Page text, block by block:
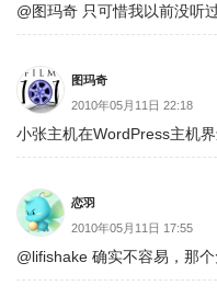
@图玛奇 只可惜我以前没听
图玛奇
2010年05月11日 22:18
小张主机在WordPress主机界
恋羽
2010年05月11日 17:55
@lifishake 确实不容易，那